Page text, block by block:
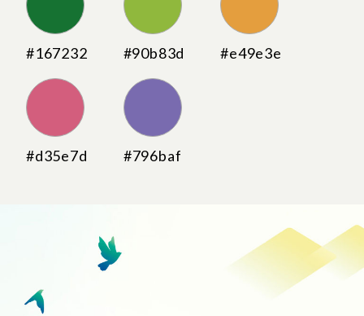
#167232 #90b83d #e49e3e
#d35e7d #796baf